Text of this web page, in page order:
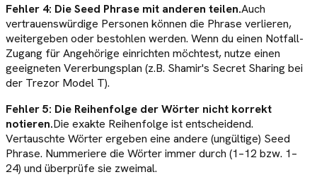
Fehler 4: Die Seed Phrase mit anderen teilen.Auch
vertrauenswürdige Personen können die Phrase verlieren,
weitergeben oder bestohlen werden. Wenn du einen Notfall-
Zugang für Angehörige einrichten möchtest, nutze einen
geeigneten Vererbungsplan (z.B. Shamir's Secret Sharing bei
der Trezor Model T).
Fehler 5: Die Reihenfolge der Wörter nicht korrekt
notieren.Die exakte Reihenfolge ist entscheidend.
Vertauschte Wörter ergeben eine andere (ungültige) Seed
Phrase. Nummeriere die Wörter immer durch (1–12 bzw. 1–
24) und überprüfe sie zweimal.